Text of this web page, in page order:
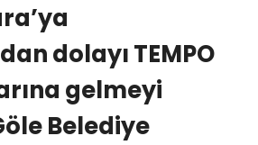
dolayı TEMPO
gelmeyi
Belediye